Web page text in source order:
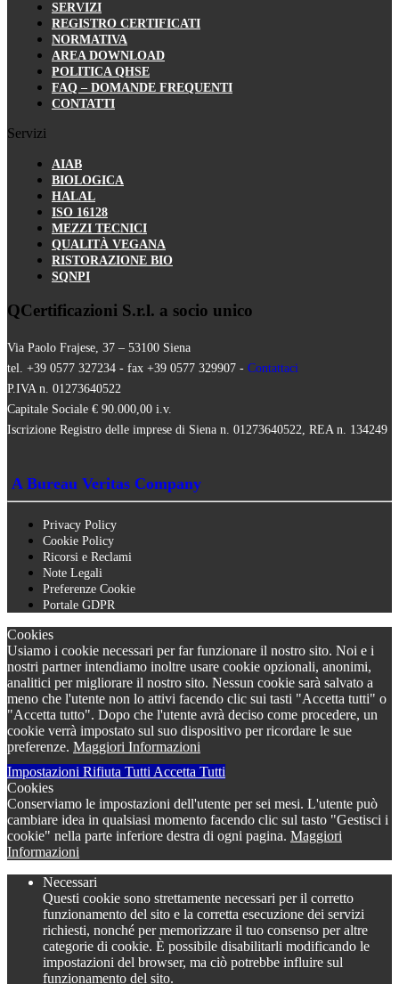
SERVIZI
REGISTRO CERTIFICATI
NORMATIVA
AREA DOWNLOAD
POLITICA QHSE
FAQ – DOMANDE FREQUENTI
CONTATTI
Servizi
AIAB
BIOLOGICA
HALAL
ISO 16128
MEZZI TECNICI
QUALITÀ VEGANA
RISTORAZIONE BIO
SQNPI
QCertificazioni S.r.l. a socio unico
Via Paolo Frajese, 37 – 53100 Siena
tel. +39 0577 327234 - fax +39 0577 329907 - Contattaci
P.IVA n. 01273640522
Capitale Sociale € 90.000,00 i.v.
Iscrizione Registro delle imprese di Siena n. 01273640522, REA n. 134249
A Bureau Veritas Company
Privacy Policy
Cookie Policy
Ricorsi e Reclami
Note Legali
Preferenze Cookie
Portale GDPR
Cookies
Usiamo i cookie necessari per far funzionare il nostro sito. Noi e i
nostri partner intendiamo inoltre usare cookie opzionali, anonimi,
analitici per migliorare il nostro sito. Nessun cookie sarà salvato a
meno che l'utente non lo attivi facendo clic sui tasti "Accetta tutti" o
"Accetta tutto". Dopo che l'utente avrà deciso come procedere, un
cookie verrà impostato sul suo dispositivo per ricordare le sue
preferenze. Maggiori Informazioni
Impostazioni Rifiuta Tutti Accetta Tutti
Cookies
Conserviamo le impostazioni dell'utente per sei mesi. L'utente può
cambiare idea in qualsiasi momento facendo clic sul tasto "Gestisci i
cookie" nella parte inferiore destra di ogni pagina. Maggiori
Informazioni
Necessari
Questi cookie sono strettamente necessari per il corretto
funzionamento del sito e la corretta esecuzione dei servizi
richiesti, nonché per memorizzare il tuo consenso per altre
categorie di cookie. È possibile disabilitarli modificando le
impostazioni del browser, ma ciò potrebbe influire sul
funzionamento del sito.